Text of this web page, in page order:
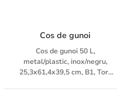
Cos de gunoi
Cos de gunoi 50 L,
metal/plastic, inox/negru,
25,3x61,4x39,5 cm, B1, Tork